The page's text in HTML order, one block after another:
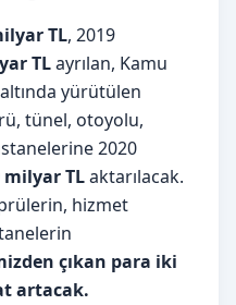
TL, 2019
TLayrılan, Kamu
yürütülen
tünel, otoyolu,
2020
milyar TLaktarılacak.
hizmet
çıkan para iki
artacak.